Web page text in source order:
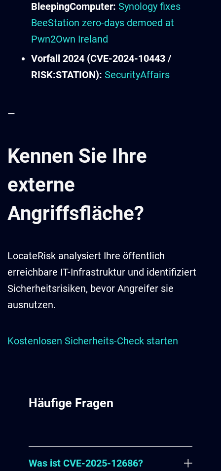
BleepingComputer: Synology fixes
BeeStation zero-days demoed at
Pwn2Own Ireland
Vorfall 2024 (CVE-2024-10443 /
RISK:STATION): SecurityAffairs
—
Kennen Sie Ihre
externe
Angriffsfläche?
LocateRisk analysiert Ihre öffentlich
erreichbare IT-Infrastruktur und identifiziert
Sicherheitsrisiken, bevor Angreifer sie
ausnutzen.
Kostenlosen Sicherheits-Check starten
Häufige Fragen
Was ist CVE-2025-12686?